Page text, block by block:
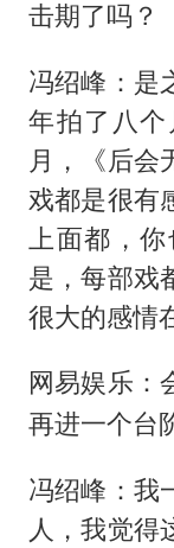
击期了吗？
冯绍峰：是
年拍了八
月，《后会
戏都是很有
上面都，
是，每部戏
很大的感情
网易娱乐：
再进一个台
冯绍峰：我
人，我觉得